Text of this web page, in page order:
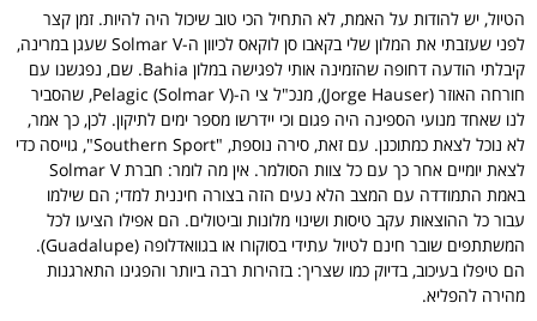
הטיול, יש להודות על האמת, לא התחיל הכי טוב שיכול היה להיות. זמן קצר
לפני שעזבתי את המלון שלי בקאבו סן לוקאס לכיוון ה-Solmar V שעגן במרינה,
קיבלתי הודעה דחופה שהזמינה אותי לפגישה במלון Bahia. שם, נפגשנו עם
חורחה האוזר (Jorge Hauser), מנכ"ל צי ה-Pelagic (Solmar V), שהסביר
לנו שאחד מנועי הספינה היה פגום וכי יידרשו מספר ימים לתיקון. לכן, כך אמר,
לא נוכל לצאת כמתוכנן. עם זאת, סירה נוספת, "Southern Sport", גוייסה כדי
לצאת יומיים אחר כך עם כל צוות הסולמר. אין מה לומר: חברת Solmar V
באמת התמודדה עם המצב הלא נעים הזה בצורה חיננית למדי; הם שילמו
עבור כל ההוצאות עקב טיסות ושינוי מלונות וביטולים. הם אפילו הציעו לכל
המשתתפים שובר חינם לטיול עתידי בסוקורו או בגוואדלופה (Guadalupe).
הם טיפלו בעיכוב, בדיוק כמו שצריך: בזהירות רבה ביותר והפגינו התארגנות
מהירה להפליא.